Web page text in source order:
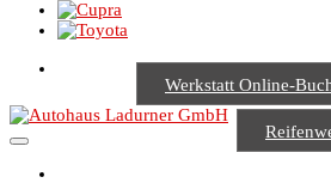
Werkstatt Online-